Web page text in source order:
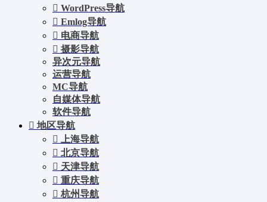
WordPress导航
Emlog导航
电商导航
摄影导航
异次元导航
运营导航
MC导航
自媒体导航
软件导航
地区导航
上海导航
北京导航
天津导航
重庆导航
杭州导航